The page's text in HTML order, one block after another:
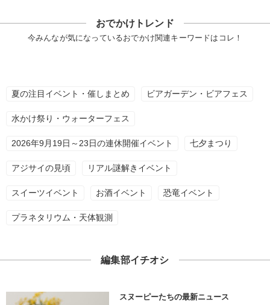
おでかけトレンド
今みんなが気になっているおでかけ関連キーワードはコレ！
夏の注目イベント・催しまとめ ビアガーデン・ビアフェス
水かけ祭り・ウォーターフェス
2026年9月19日～23日の連休開催イベント 七夕まつり
アジサイの見頃 リアル謎解きイベント
スイーツイベント お酒イベント 恐竜イベント
プラネタリウム・天体観測
編集部イチオシ
スヌーピーたちの最新ニュース